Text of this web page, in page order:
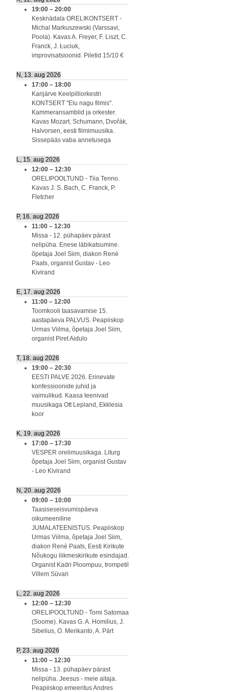
19:00 – 20:00
Kesknädala ORELIKONTSERT -
Michal Markuszewski (Varssavi,
Poola). Kavas A. Freyer, F. Liszt, C.
Franck, J. Łuciuk,
improvisatsioonid. Piletid 15/10 €
N, 13. aug 2026
17:00 – 18:00
Karijärve Keelpilliorkestri
KONTSERT "Elu nagu filmis".
Kammeransamblid ja orkester.
Kavas Mozart, Schumann, Dvořák,
Halvorsen, eesti filmimuusika.
Sissepääs vaba annetusega
L, 15. aug 2026
12:00 – 12:30
ORELIPOOLTUND - Tiia Tenno.
Kavas J. S. Bach, C. Franck, P.
Fletcher
P, 16. aug 2026
11:00 – 12:30
Missa - 12. pühapäev pärast
nelipüha. Enese läbikatsumine.
õpetaja Joel Siim, diakon Renè
Paats, organist Gustav - Leo
Kivirand
E, 17. aug 2026
11:00 – 12:00
Toomkooli taasavamise 15.
aastapäeva PALVUS. Peapiiskop
Urmas Viilma, õpetaja Joel Siim,
organist Piret Aidulo
T, 18. aug 2026
19:00 – 20:30
EESTI PALVE 2026. Erinevate
konfessioonide juhid ja
vaimulikud. Kaasa teenivad
muusikaga Ott Lepland, Ekklesia
koor
K, 19. aug 2026
17:00 – 17:30
VESPER orelimuusikaga. Liturg
õpetaja Joel Siim, organist Gustav
- Leo Kivirand
N, 20. aug 2026
09:00 – 10:00
Taasiseseisvumispäeva
oikumeeniline
JUMALATEENISTUS. Peapiiskop
Urmas Viilma, õpetaja Joel Siim,
diakon Renè Paats, Eesti Kirikute
Nõukogu liikmeskirikute esindajad.
Organist Kadri Ploompuu, trompetil
Villem Süvari
L, 22. aug 2026
12:00 – 12:30
ORELIPOOLTUND - Tomi Satomaa
(Soome). Kavas G. A. Homilius, J.
Sibelius, O. Merikanto, A. Pärt
P, 23. aug 2026
11:00 – 12:30
Missa - 13. pühapäev pärast
nelipüha. Jeesus - meie aitaja.
Peapiiskop emeeritus Andres